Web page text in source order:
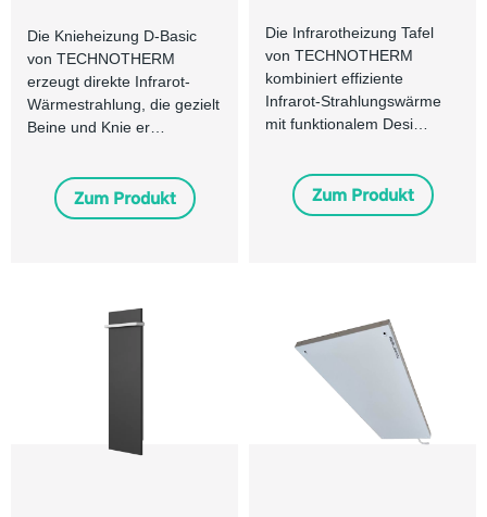
Die Knieheizung D-Basic
von TECHNOTHERM
erzeugt direkte Infrarot-
Wärmestrahlung, die gezielt
Beine und Knie er…
Zum Produkt
Die Infrarotheizung Tafel
von TECHNOTHERM
kombiniert effiziente
Infrarot-Strahlungswärme
mit funktionalem Desi…
Zum Produkt